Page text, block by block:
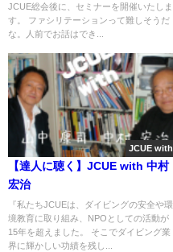
JCUE総会後に、セミナーを開催いたしま
す。 ファシリテーションって難しそうだ
な。人前でお話はでき...
JCUE with
【達人に聴く】JCUE with 中村
宏治
『私たちJCUEは、ダイビングの安全や環
境教育に取り組み、NPOとしての活動が
15年を超えました。 そこでダイビング業
界に輝かしい功績を残し...